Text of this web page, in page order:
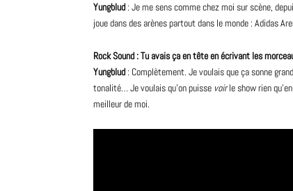
Yungblud : Je me sens comme chez moi sur scène,
joue dans des arènes partout dans le monde : Adidas
Rock Sound : Tu avais ça en tête en écrivant les
Yungblud : Complètement. Je voulais que ça sonne
tonalité… Je voulais qu’on puisse voirle show rien
meilleur de moi.